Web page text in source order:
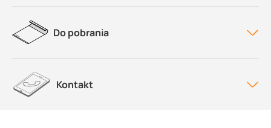
Do pobrania
Kontakt